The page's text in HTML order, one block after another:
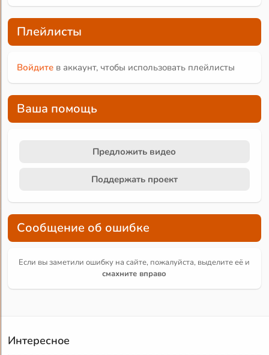
Плейлисты
Войдите в аккаунт, чтобы использовать плейлисты
Ваша помощь
Предложить видео
Поддержать проект
Сообщение об ошибке
Если вы заметили ошибку на сайте, пожалуйста, выделите её и
смахните вправо
Интересное